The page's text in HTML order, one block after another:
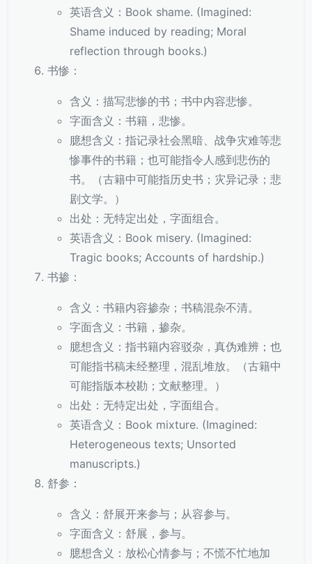
英语含义：Book shame. (Imagined:
Shame induced by reading; Moral
reflection through books.)
书惨：
含义：描写悲惨的书；书中内容悲惨。
字面含义：书籍，悲惨。
臆想含义：指记录社会黑暗、战争灾难等悲
惨事件的书籍；也可能指令人感到悲伤的
书。（古籍中可能指历史书；灾异记录；悲
剧文学。）
出处：无特定出处，字面组合。
英语含义：Book misery. (Imagined:
Tragic books; Accounts of hardship.)
书掺：
含义：书籍内容掺杂；书稿混杂不清。
字面含义：书籍，掺杂。
臆想含义：指书籍内容驳杂，真伪难辨；也
可能指书稿未经整理，混乱堆放。（古籍中
可能指版本校勘；文献整理。）
出处：无特定出处，字面组合。
英语含义：Book mixture. (Imagined:
Heterogeneous texts; Unsorted
manuscripts.)
舒参：
含义：舒展开来参与；从容参与。
字面含义：舒展，参与。
臆想含义：放松心情参与；不慌不忙地加